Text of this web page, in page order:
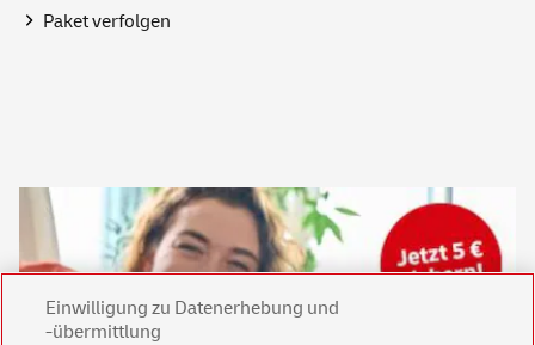
Paket verfolgen
Einwilligung zu Datenerhebung und
-übermittlung